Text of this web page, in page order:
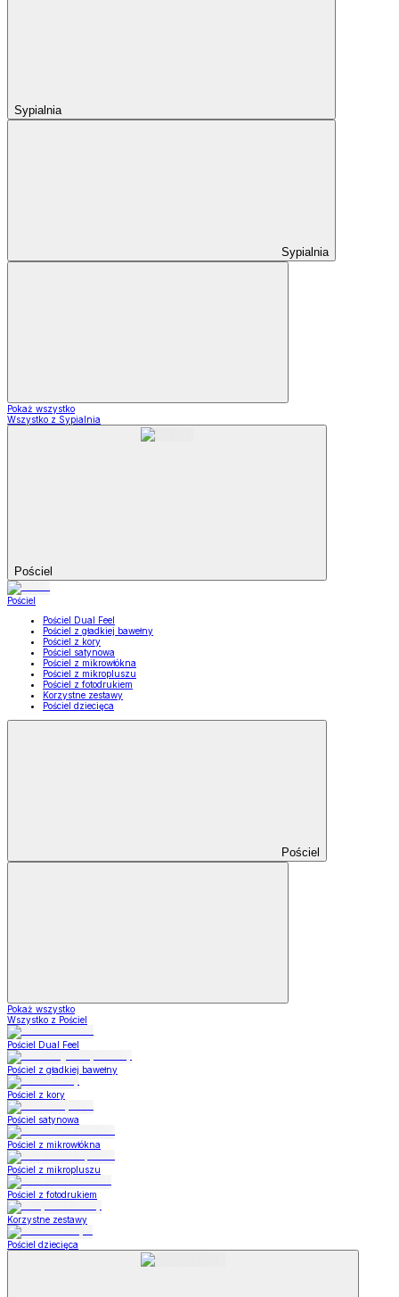
Sypialnia
Sypialnia
Pokaż wszystko
Wszystko z Sypialnia
Pościel
Pościel
Pościel Dual Feel
Pościel z gładkiej bawełny
Pościel z kory
Pościel satynowa
Pościel z mikrowłókna
Pościel z mikropluszu
Pościel z fotodrukiem
Korzystne zestawy
Pościel dziecięca
Pościel
Pokaż wszystko
Wszystko z Pościel
Pościel Dual Feel
Pościel z gładkiej bawełny
Pościel z kory
Pościel satynowa
Pościel z mikrowłókna
Pościel z mikropluszu
Pościel z fotodrukiem
Korzystne zestawy
Pościel dziecięca